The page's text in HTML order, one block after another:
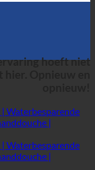
hoeft niet
Opnieuw en